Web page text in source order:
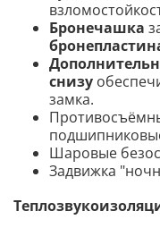
Бронечашка
снизу
замка.
Шаровые
Задвижка